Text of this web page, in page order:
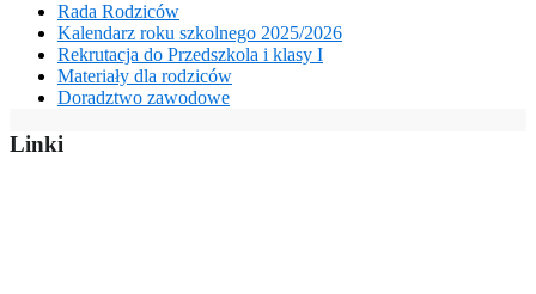
Rada Rodziców
Kalendarz roku szkolnego 2025/2026
Rekrutacja do Przedszkola i klasy I
Materiały dla rodziców
Doradztwo zawodowe
Linki